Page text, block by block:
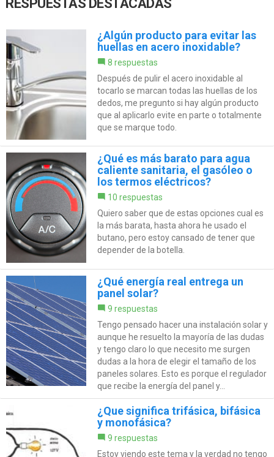
RESPUESTAS DESTACADAS
¿Algún producto para evitar las
huellas en acero inoxidable?
8 respuestas
Después de pulir el acero inoxidable al
tocarlo se marcan todas las huellas de los
dedos, me pregunto si hay algún producto
que al aplicarlo evite en parte o totalmente
que se marque todo.
¿Qué es más barato para agua
caliente sanitaria, el gasóleo o
los termos eléctricos?
10 respuestas
Quiero saber que de estas opciones cual es
la más barata, hasta ahora he usado el
butano, pero estoy cansado de tener que
depender de la botella.
¿Qué energía real entrega un
panel solar?
9 respuestas
Tengo pensado hacer una instalación solar y
aunque he resuelto la mayoría de las dudas
y tengo claro lo que necesito me surgen
dudas a la hora de elegir el tamaño de los
paneles solares. Esto es porque el regulador
que recibe la energía del panel y...
¿Que significa trifásica, bifásica
y monofásica?
9 respuestas
Estoy viendo este tema y la verdad no tengo